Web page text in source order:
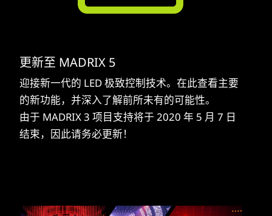
更新至 MADRIX 5
迎接新一代的 LED 极致控制技术。在此查看主要
的新功能，并深入了解前所未有的可能性。
由于 MADRIX 3 项目支持将于 2020 年 5 月 7 日
结束，因此请务必更新！